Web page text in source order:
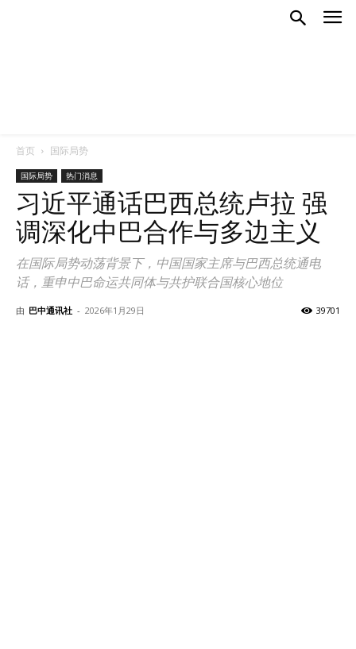
首页 国际局势
国际局势 热门消息
习近平通话巴西总统卢拉 强
调深化中巴合作与多边主义
在国际局势动荡背景下，中国国家主席与巴西总统通电
话，重申中巴命运共同体与共护联合国核心地位
由 巴中通讯社 - 2026年1月29日 39701